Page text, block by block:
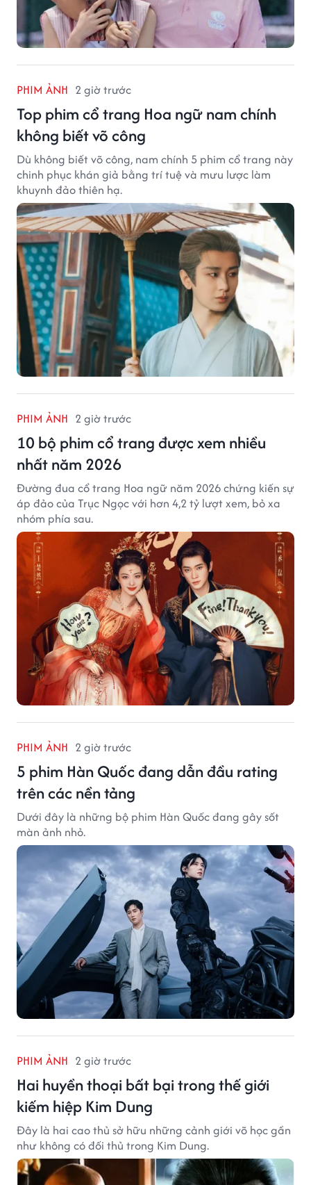
PHIM ẢNH 2 giờ trước
Top phim cổ trang Hoa ngữ nam chính
không biết võ công
Dù không biết võ công, nam chính 5 phim cổ trang này
chinh phục khán giả bằng trí tuệ và mưu lược làm
khuynh đảo thiên hạ.
PHIM ẢNH 2 giờ trước
10 bộ phim cổ trang được xem nhiều
nhất năm 2026
Đường đua cổ trang Hoa ngữ năm 2026 chứng kiến sự
áp đảo của Trục Ngọc với hơn 4,2 tỷ lượt xem, bỏ xa
nhóm phía sau.
PHIM ẢNH 2 giờ trước
5 phim Hàn Quốc đang dẫn đầu rating
trên các nền tảng
Dưới đây là những bộ phim Hàn Quốc đang gây sốt
màn ảnh nhỏ.
PHIM ẢNH 2 giờ trước
Hai huyền thoại bất bại trong thế giới
kiếm hiệp Kim Dung
Đây là hai cao thủ sở hữu những cảnh giới võ học gần
như không có đối thủ trong Kim Dung.